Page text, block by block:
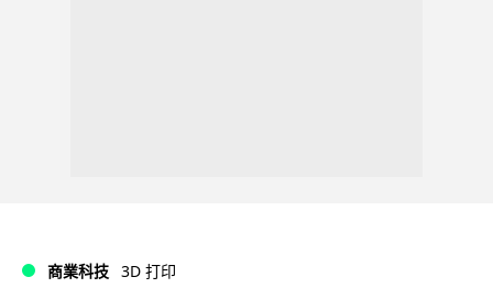
商業科技 3D 打印